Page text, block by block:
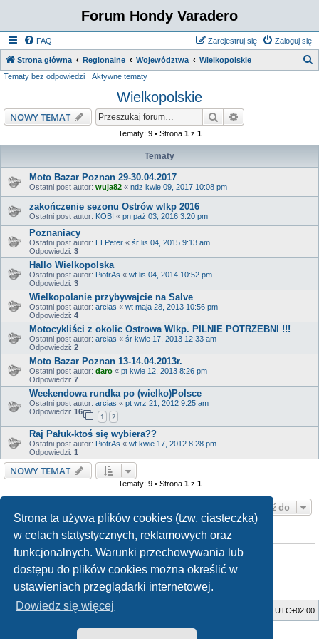
Strona ta używa plików cookies (tzw. ciasteczka)
w celach statystycznych, reklamowych oraz
funkcjonalnych. Warunki przechowywania lub
dostępu do plików cookies można określić w
ustawieniach przeglądarki internetowej.
Dowiedz się więcej
Forum Hondy Varadero
FAQ Zaloguj się
Zarejestruj się
Strona główna Regionalne Województwa Wielkopolskie
j
Tematy bez odpowiedzi Aktywne tematy
Wielkopolskie
NOWY TEMAT Szukaj
Tematy: 9 • Strona 1z 1
Tematy
Moto Bazar Poznan 29-30.04.2017
Ostatni post autor: wuja82 « ndz kwie 09, 2017 10:08 pm
zakończenie sezonu Ostrów wlkp 2016
Ostatni post autor: KOBI « pn paź 03, 2016 3:20 pm
Poznaniacy
Ostatni post autor: ELPeter « śr lis 04, 2015 9:13 am
Odpowiedzi: 3
Hallo Wielkopolska
Ostatni post autor: PiotrAs « wt lis 04, 2014 10:52 pm
Odpowiedzi: 3
Wielkopolanie przybywajcie na Salve
Ostatni post autor: arcias « wt maja 28, 2013 10:56 pm
Odpowiedzi: 4
Motocykliści z okolic Ostrowa Wlkp. PILNIE POTRZEBNI !!!
Ostatni post autor: arcias « śr kwie 17, 2013 12:33 am
Odpowiedzi: 2
Moto Bazar Poznan 13-14.04.2013r.
Ostatni post autor: daro « pt kwie 12, 2013 8:26 pm
Odpowiedzi: 7
Weekendowa rundka po (wielko)Polsce
Ostatni post autor: arcias « pt wrz 21, 2012 9:25 am
Odpowiedzi: 16
1 2
Raj Pałuk-ktoś się wybiera??
Ostatni post autor: PiotrAs « wt kwie 17, 2012 8:28 pm
Odpowiedzi: 1
NOWY TEMAT
Tematy: 9 • Strona 1z 1
Przejdź do
TWOJE UPRAWNIENIA NA TYM FORUM
Nie możesztworzyć nowych tematów
Nie możesz
odpowiadać w tematach
Nie możeszzmieniać swoich postów
Nie możesz
usuwać swoich postów
Nie możeszdodawać załączników
Strona główna UTC+02:00
Zuma Portal